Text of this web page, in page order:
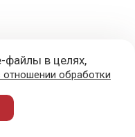
в целях,
отношении обработки